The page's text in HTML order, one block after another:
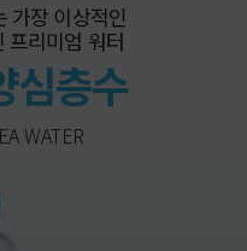
가장 이상적인
프리미엄 워터
심층수
WATER